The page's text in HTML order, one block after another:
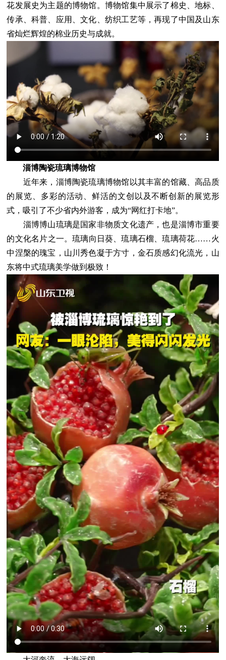
花发展史为主题的博物馆。博物馆集中展示了棉史、地标、
传承、科普、应用、文化、纺织工艺等，再现了中国及山东
省灿烂辉煌的棉业历史与成就。
淄博陶瓷琉璃博物馆
近年来，淄博陶瓷琉璃博物馆以其丰富的馆藏、高品质
的展览、多彩的活动、鲜活的文创以及不断创新的展览形
式，吸引了不少省内外游客，成为“网红打卡地”。
淄博博山琉璃是国家非物质文化遗产，也是淄博市重要
的文化名片之一。琉璃向日葵、琉璃石榴、琉璃荷花……火
中涅槃的瑰宝，山川秀色凝于方寸，金石质感幻化流光，山
东将中式琉璃美学做到极致！